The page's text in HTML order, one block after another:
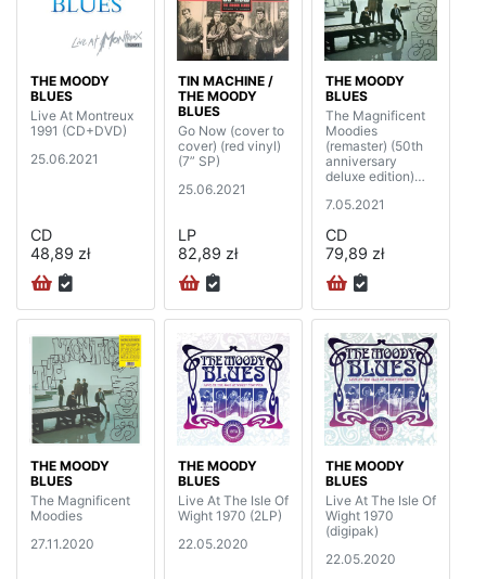
THE MOODY
BLUES
Live At Montreux
1991 (CD+DVD)
25.06.2021
CD
48,89 zł
TIN MACHINE /
THE MOODY
BLUES
Go Now (cover to
cover) (red vinyl)
(7” SP)
25.06.2021
LP
82,89 zł
THE MOODY
BLUES
The Magnificent
Moodies
(remaster) (50th
anniversary
deluxe edition)
7.05.2021
CD
79,89 zł
THE MOODY
BLUES
The Magnificent
Moodies
27.11.2020
THE MOODY
BLUES
Live At The Isle Of
Wight 1970 (2LP)
22.05.2020
THE MOODY
BLUES
Live At The Isle Of
Wight 1970
(digipak)
22.05.2020